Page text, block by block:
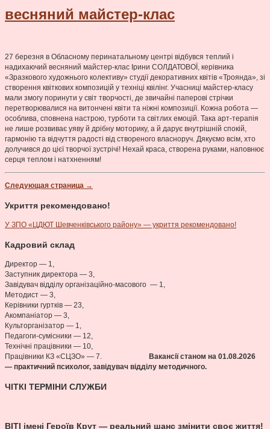
весняний майстер-клас
27 березня в Обласному перинатальному центрі відбувся теплий і
надихаючий весняний майстер-клас Ірини СОЛДАТОВОЇ, керівника
«Зразкового художнього колективу» студії декоративних квітів «Троянда», зі
створення квіткових композицій у техніці квілінг. Учасниці майстер-класу
мали змогу поринути у світ творчості, де звичайні паперові стрічки
перетворювалися на витончені квіти та ніжні композиції. Кожна робота —
особлива, сповнена настрою, турботи та світлих емоцій. Така арт-терапія
не лише розвиває уяву й дрібну моторику, а й дарує внутрішній спокій,
гармонію та відчуття радості від створеного власноруч. Дякуємо всім, хто
долучився до цієї творчої зустрічі! Нехай краса, створена руками, наповнює
серця теплом і натхненням!
Следующая страница →
Укриття рекомендовано!
У ЗПО «ЦДЮТ Шевченківського району» — укриття рекомендовано!
Кадровий склад
Директор — 1,
Заступник директора — 3,
Завідувач відділу організаційно-масового — 1,
Методист — 3,
Керівники гуртків — 23,
Акомпаніатор — 3,
Культорганізатор — 1,
Педагоги-сумісники — 12,
Технічні працівники — 10,
Працівники КЗ «СЦЗО» — 7. Вакансії станом на 01.08.2026
— практичний психолог, завідувач відділу методичного.
ЧІТКІ ТЕРМІНИ СЛУЖБИ
ВІТІ імені Героїв Крут — реальний шанс змінити своє життя!